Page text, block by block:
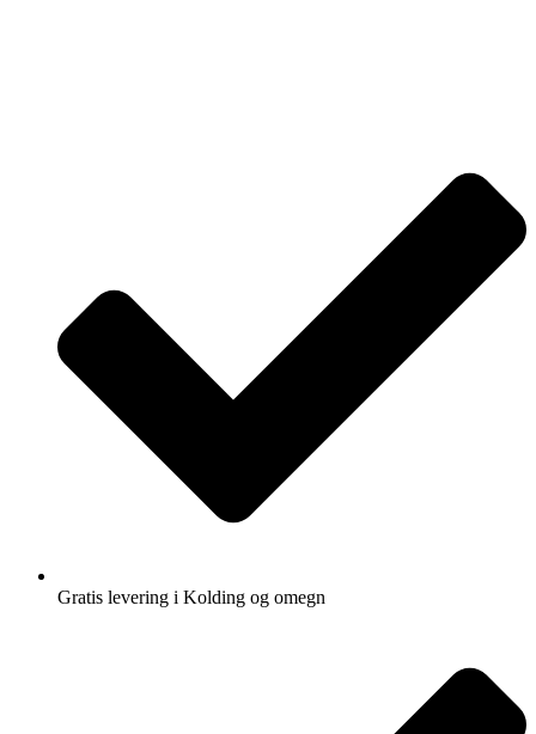
Gratis levering i Kolding og omegn